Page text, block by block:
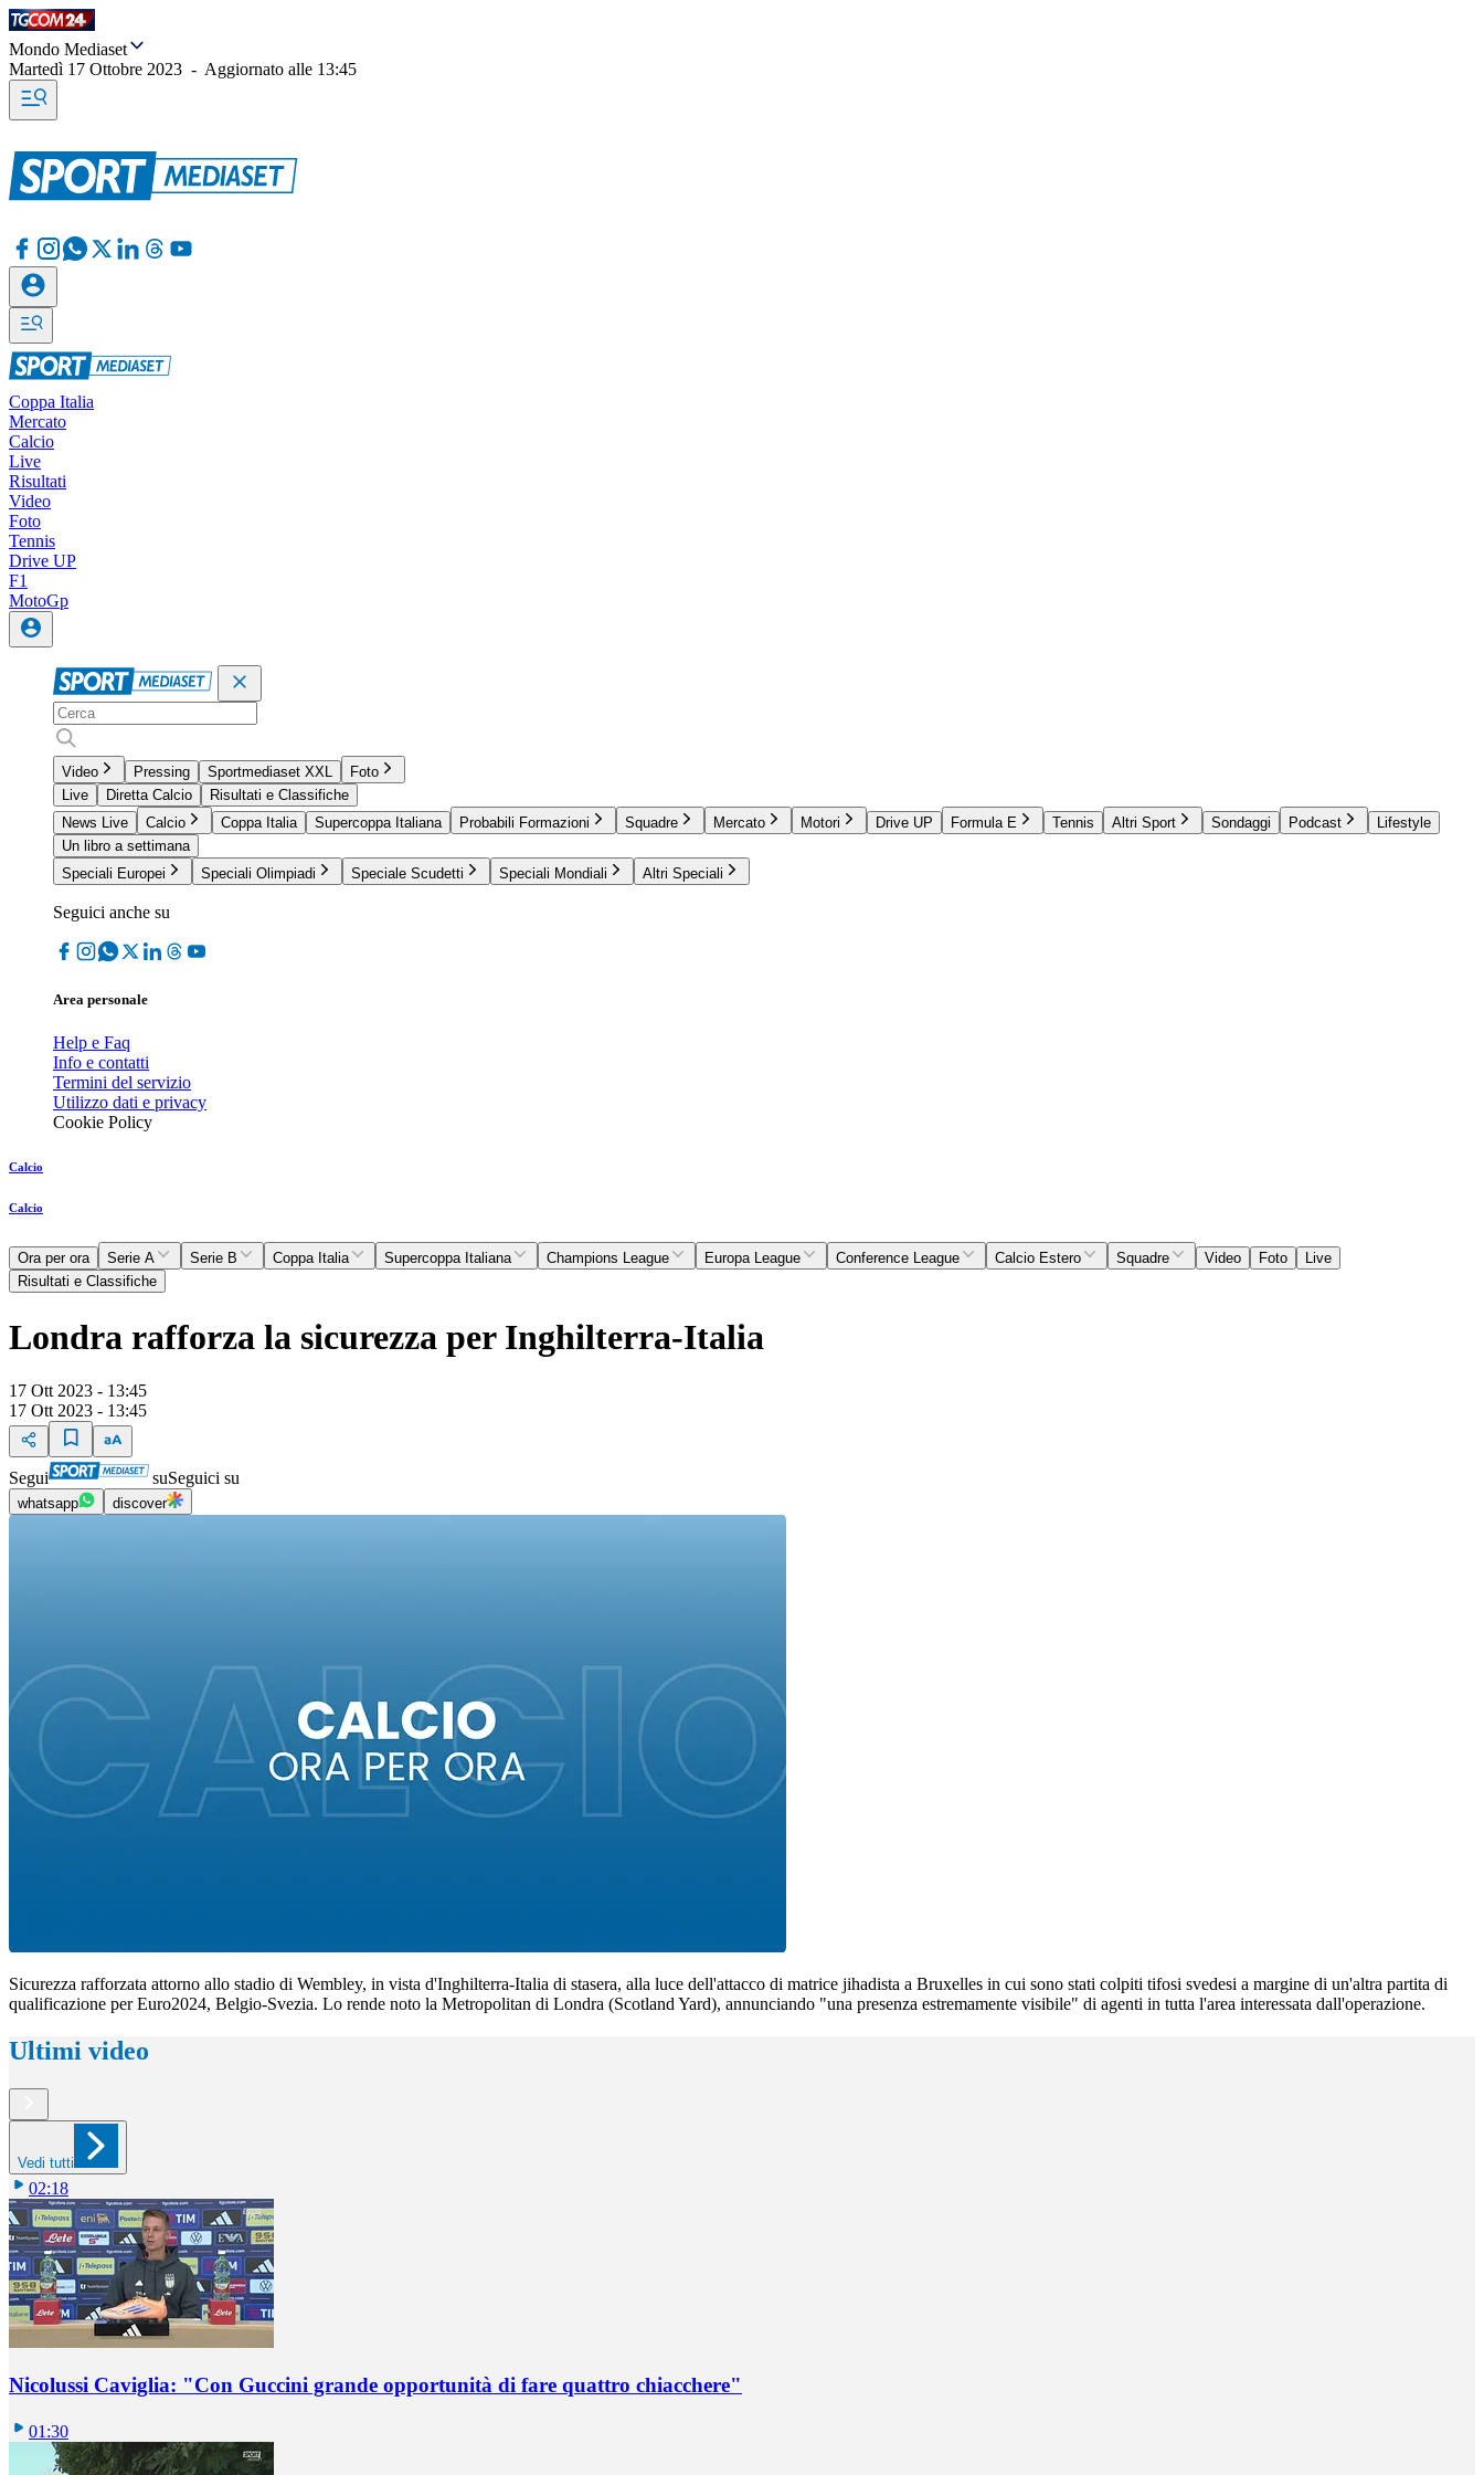
Mondo Mediaset
Martedì 17 Ottobre 2023 - Aggiornato alle 13:45
Coppa Italia
Mercato
Calcio
Live
Risultati
Video
Foto
Tennis
Drive UP
F1
MotoGp
Video Pressing Sportmediaset XXL
Foto
Live
Diretta Calcio
Risultati e Classifiche
News Live
Calcio Coppa Italia Supercoppa Italiana Probabili Formazioni Squadre Mercato Motori Drive UP Formula E Tennis Altri Sport Sondaggi Podcast
Lifestyle
Un libro a settimana
Speciali Europei
Speciali Olimpiadi Speciale Scudetti Speciali Mondiali Altri Speciali
Seguici anche su
Area personale
Help e Faq
Info e contatti
Termini del servizio
Utilizzo dati e privacy
Cookie Policy
Calcio
Calcio
Ora per ora Serie A Serie B Coppa Italia Supercoppa Italiana Champions League Europa League Conference League Calcio Estero Squadre Video Foto
Live
Risultati e Classifiche
Londra rafforza la sicurezza per Inghilterra-Italia
17 Ott 2023 - 13:45
17 Ott 2023 - 13:45
Segui suSeguici su
whatsapp discover
Sicurezza rafforzata attorno allo stadio di Wembley, in vista d'Inghilterra-Italia di stasera, alla luce dell'attacco di matrice jihadista a Bruxelles in cui sono stati colpiti tifosi svedesi a margine di un'altra partita di
qualificazione per Euro2024, Belgio-Svezia. Lo rende noto la Metropolitan di Londra (Scotland Yard), annunciando "una presenza estremamente visibile" di agenti in tutta l'area interessata dall'operazione.
Ultimi video
Vedi tutti
02:18
Nicolussi Caviglia: "Con Guccini grande opportunità di fare quattro chiacchere"
01:30